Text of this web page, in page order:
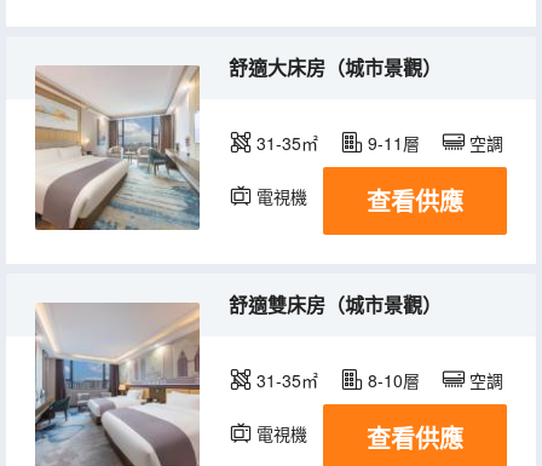
舒適大床房（城市景觀）
31-35㎡ 9-11層 空調
電視機 冰箱
查看供應
舒適雙床房（城市景觀）
31-35㎡ 8-10層 空調
電視機 冰箱
查看供應